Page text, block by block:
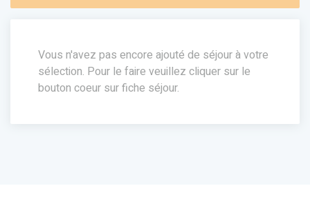
Vous n'avez pas encore ajouté de séjour à votre
sélection. Pour le faire veuillez cliquer sur le
bouton coeur sur fiche séjour.